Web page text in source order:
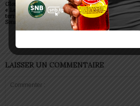
Glory Night Lomé 2026 :
« Le ciel rencontrera la
terre, il y aura un réveil »,
Sonnie Badu
Fiala 2026 prend une
dimension
avec Onel Mala à Lomé
LAISSER UN COMMENTAIRE